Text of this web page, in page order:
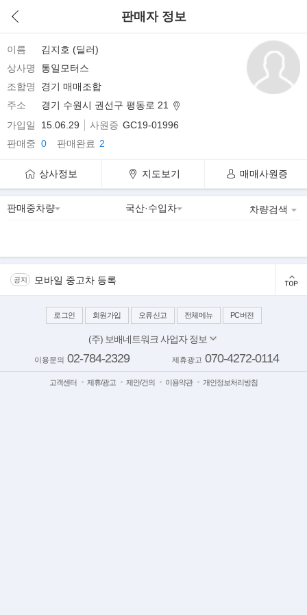
판매자 정보
이름
김지호 (딜러)
상사명
통일모터스
조합명
경기 매매조합
주소
경기 수원시 권선구 평동로 21
가입일
15.06.29 사원증 GC19-01996
판매중 0 판매완료 2
상사정보 지도보기 매매사원증
차량검색
공지 모바일 중고차 등록
로그인 회원가입 오류신고 전체메뉴 PC버전
(주) 보배네트워크 사업자 정보
대표이사: 김보배
서울 양천구 목동동로 233-1 드림타워 11,12층
사업자번호: 117-81-64543
이메일:bobaedream@bobaedream.co.kr
이용문의 02-784-2329 제휴광고 070-4272-0114
고객센터 제휴/광고 제안/건의 이용약관 개인정보처리방침